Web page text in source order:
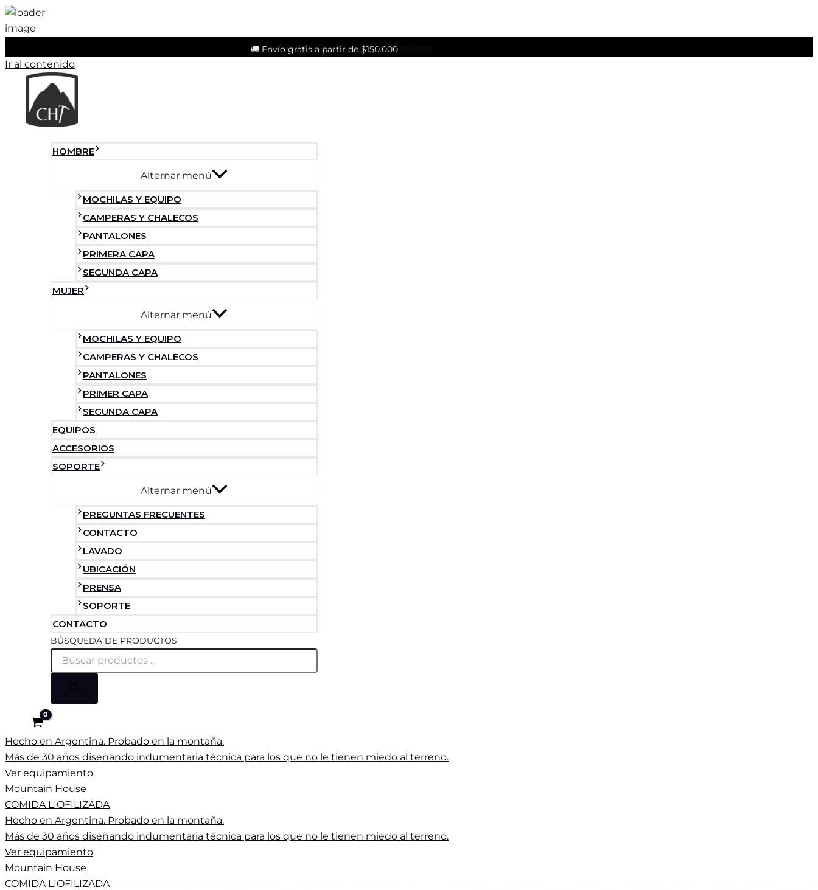
🚚 Envío gratis a partir de $150.000
Ir al contenido
HOMBRE
Alternar menú
MOCHILAS Y EQUIPO
CAMPERAS Y CHALECOS
PANTALONES
PRIMERA CAPA
SEGUNDA CAPA
MUJER
Alternar menú
MOCHILAS Y EQUIPO
CAMPERAS Y CHALECOS
PANTALONES
PRIMER CAPA
SEGUNDA CAPA
EQUIPOS
ACCESORIOS
SOPORTE
Alternar menú
PREGUNTAS FRECUENTES
CONTACTO
LAVADO
UBICACIÓN
PRENSA
SOPORTE
CONTACTO
BÚSQUEDA DE PRODUCTOS
Hecho en Argentina. Probado en la montaña.
Más de 30 años diseñando indumentaria técnica para los que no le tienen miedo al terreno.
Ver equipamiento
Mountain House
COMIDA LIOFILIZADA
Hecho en Argentina. Probado en la montaña.
Más de 30 años diseñando indumentaria técnica para los que no le tienen miedo al terreno.
Ver equipamiento
Mountain House
COMIDA LIOFILIZADA